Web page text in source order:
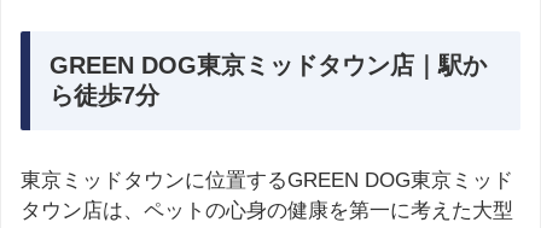
GREEN DOG東京ミッドタウン店｜駅か
ら徒歩7分
東京ミッドタウンに位置するGREEN DOG東京ミッド
タウン店は、ペットの心身の健康を第一に考えた大型